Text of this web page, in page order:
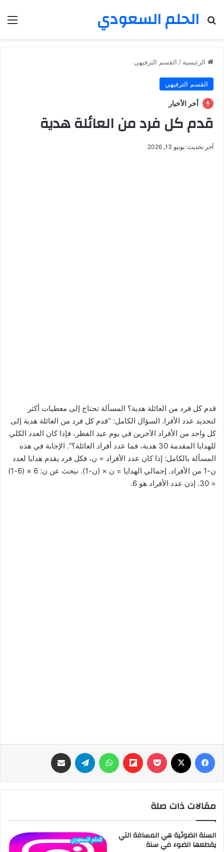
الحلم السعودي
بحث عن
الرئيسية / القسم الترفيهي
القسم الترفيهي
أخر الأخبار
قدم كل فرد من العائلة هدية
آخر تحديث: يونيو 13, 2026
قدم كل فرد من العائلة هدية؟ المسألة تحتاج إلى معطيات أكثر
لتحديد عدد الأفرا. السؤال الكامل: “قدم كل فرد من العائلة هدية إلى
كل واحد من الأفراد الآخرين في يوم عيد الفطر، فإذا كان العدد الكلي
للهدايا المقدمة 30 هدية، فما عدد أفراد العائلة؟”. الإجابة في هذه
المسألة بالكامل: إذا كان عدد الأفراد = ن، فكل فرد يقدم هدايا لعدد
ن-1 من الأفراد. إجمالي الهدايا = ن × (ن-1). نبحث عن ن: 6 × (6-1)
= 30. إذن عدد الأفراد هو 6.
فيسبوك ‫Pocket
Flipboard واتساب تيلقرام
مقالات ذات صلة
السنة الضوئية هي المسافة التي
يقطعها الضوء في سنة